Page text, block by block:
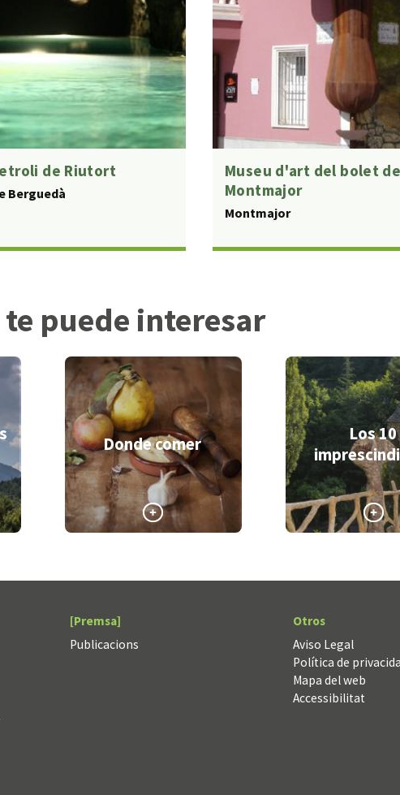
de Riutort
Berguedà
Museu d'art del bolet de
Montmajor
Montmajor
puede interesar
Donde comer
Los 10
[Premsa]
Publicacions
Otros
Aviso Legal
Política de
Mapa del web
Accessibilitat